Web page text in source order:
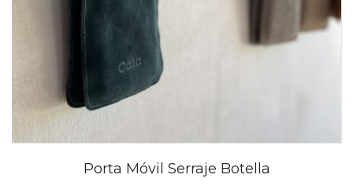
Porta Móvil Serraje Botella